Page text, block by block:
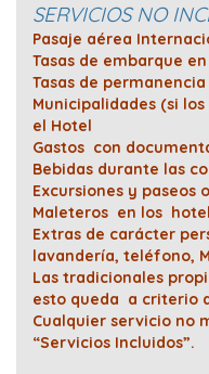
SERVICIOS NO
Pasaje aérea
Tasas de embarque
Tasas de
Municipalidades (si
el Hotel
Gastos con
Bebidas durante las
Excursiones y paseos
Maleteros en los
Extras de carácter
lavandería, teléfono,
Las tradicionales
esto queda a criterio
Cualquier servicio no
“Servicios Incluidos”.